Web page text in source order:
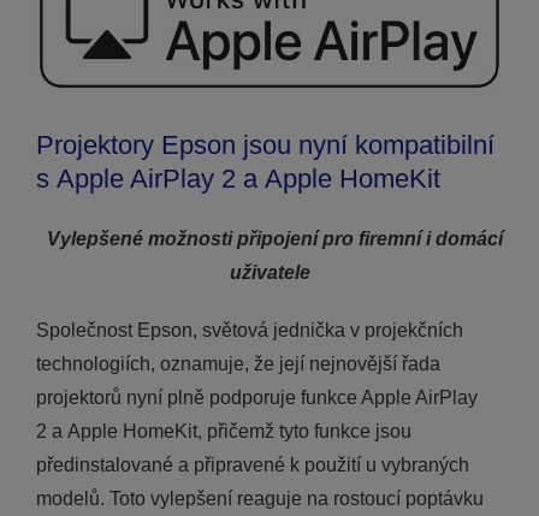
Projektory Epson jsou nyní kompatibilní
s Apple AirPlay 2 a Apple HomeKit
Vylepšené možnosti připojení pro firemní i domácí
uživatele
Společnost Epson, světová jednička v projekčních
technologiích, oznamuje, že její nejnovější řada
projektorů nyní plně podporuje funkce Apple AirPlay
2 a Apple HomeKit, přičemž tyto funkce jsou
předinstalované a připravené k použití u vybraných
modelů. Toto vylepšení reaguje na rostoucí poptávku